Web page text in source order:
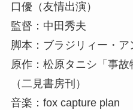
口優（友情出演）
監督：中田秀夫
脚本：ブラジリィー・ア
原作：松原タニシ「事
（二見書房刊）
音楽：fox capture plan